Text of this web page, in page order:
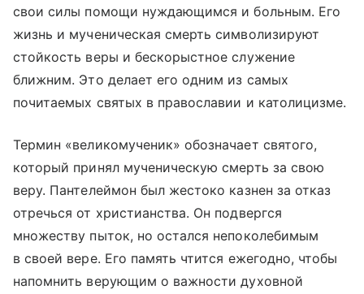
свои силы помощи нуждающимся и больным. Его
жизнь и мученическая смерть символизируют
стойкость веры и бескорыстное служение
ближним. Это делает его одним из самых
почитаемых святых в православии и католицизме.
Термин «великомученик» обозначает святого,
который принял мученическую смерть за свою
веру. Пантелеймон был жестоко казнен за отказ
отречься от христианства. Он подвергся
множеству пыток, но остался непоколебимым
в своей вере. Его память чтится ежегодно, чтобы
напомнить верующим о важности духовной